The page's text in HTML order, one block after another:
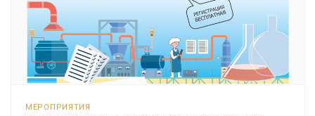
МЕРОПРИЯТИЯ